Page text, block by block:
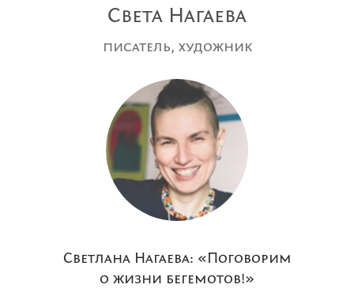
Света Нагаева
писатель, художник
Светлана Нагаева: «Поговорим
о жизни бегемотов!»